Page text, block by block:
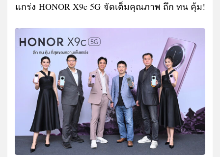
แกร่ง HONOR X9c 5G จัดเต็มคุณภาพ ถึก ทน คุ้ม!